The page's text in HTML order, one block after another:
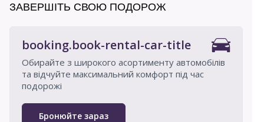
ЗАВЕРШІТЬ СВОЮ ПОДОРОЖ
booking.book-rental-car-title
Обирайте з широкого асортименту автомобілів
та відчуйте максимальний комфорт під час
подорожі
Бронюйте зараз